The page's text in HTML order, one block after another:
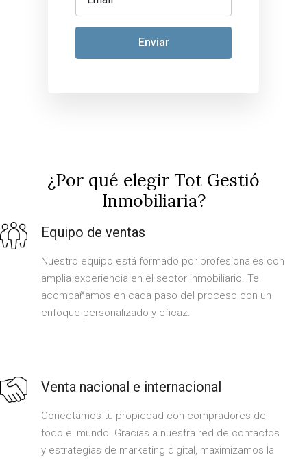
Enviar
¿Por qué elegir Tot Gestió
Inmobiliaria?
Equipo de ventas
Nuestro equipo está formado por profesionales con
amplia experiencia en el sector inmobiliario. Te
acompañamos en cada paso del proceso con un
enfoque personalizado y eficaz.
Venta nacional e internacional
Conectamos tu propiedad con compradores de
todo el mundo. Gracias a nuestra red de contactos
y estrategias de marketing digital, maximizamos la